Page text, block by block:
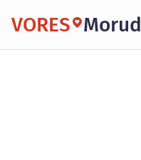
VORES Morud